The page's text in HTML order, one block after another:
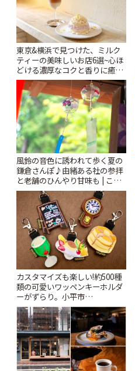
東京&横浜で見つけた、ミルク
ティーの美味しいお店6選~心ほ
どける濃厚なコクと香りに癒や
されるティータイム~ | ことりっ
ぷ
風鈴の音色に誘われて歩く夏の
鎌倉さんぽ♪由緒ある社の参拝
と老舗のひんやり甘味も | こと
りっぷ
カスタマイズも楽しい!約500種
類の可愛いワッペンキーホルダ
ーがずらり。小平市
「Kimamaya T&K」 | ことりっ
ぷ